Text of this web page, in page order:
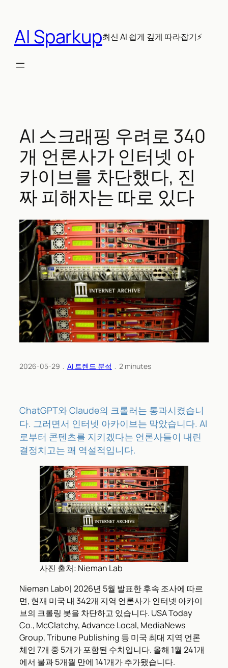
AI Sparkup최신 AI 쉽게 깊게 따라잡기⚡
AI 스크래핑 우려로 340
개 언론사가 인터넷 아
카이브를 차단했다, 진
짜 피해자는 따로 있다
2026-05-29 ﹒ AI 트렌드 분석 ﹒ 2 minutes
ChatGPT와 Claude의 크롤러는 통과시켰습니
다. 그러면서 인터넷 아카이브는 막았습니다. AI
로부터 콘텐츠를 지키겠다는 언론사들이 내린
결정치고는 꽤 역설적입니다.
사진 출처: Nieman Lab
Nieman Lab이 2026년 5월 발표한 후속 조사에 따르
면, 현재 미국 내 342개 지역 언론사가 인터넷 아카이
브의 크롤링 봇을 차단하고 있습니다. USA Today
Co., McClatchy, Advance Local, MediaNews
Group, Tribune Publishing 등 미국 최대 지역 언론
체인 7개 중 5개가 포함된 수치입니다. 올해 1월 241개
에서 불과 5개월 만에 141개가 추가됐습니다.